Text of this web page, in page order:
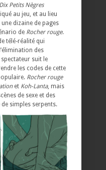
Petits Nègres
au jeu, et au lieu
dizaine de pages
de Rocher rouge.
télé-réalité qui
des
suit le
les codes de cette
Rocher rouge
et Koh-Lanta, mais
de sexe et des
simples serpents.